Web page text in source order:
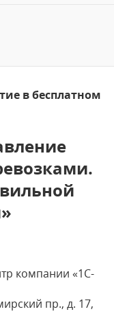
в бесплатном
компании «1С-
пр., д. 17,